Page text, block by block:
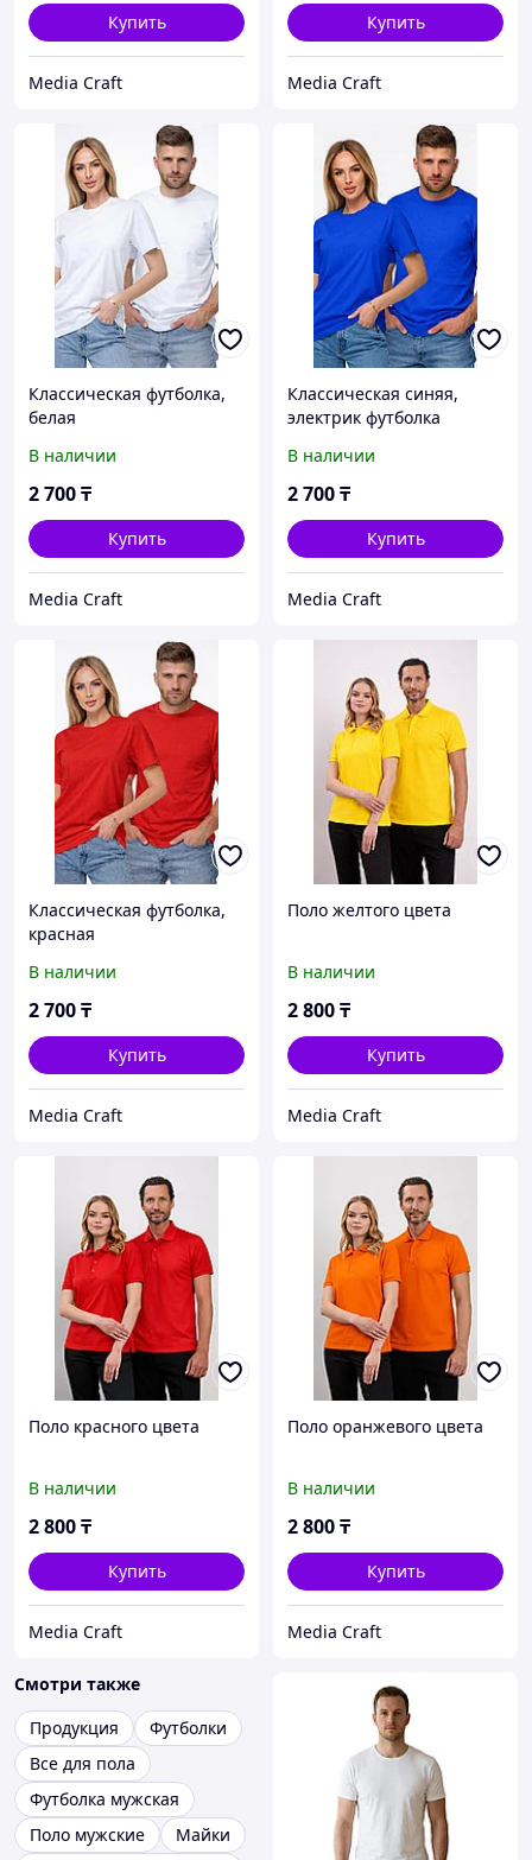
Купить
Media Craft
Купить
Media Craft
Классическая футболка,
белая
В наличии
2 700₸
Купить
Media Craft
Классическая синяя,
электрик футболка
В наличии
2 700₸
Купить
Media Craft
Классическая футболка,
красная
В наличии
2 700₸
Купить
Media Craft
Поло желтого цвета
В наличии
2 800₸
Купить
Media Craft
Поло красного цвета
В наличии
2 800₸
Купить
Media Craft
Поло оранжевого цвета
В наличии
2 800₸
Купить
Media Craft
Смотри также
Продукция
Футболки
Все для пола
Футболка мужская
Поло мужские
Майки